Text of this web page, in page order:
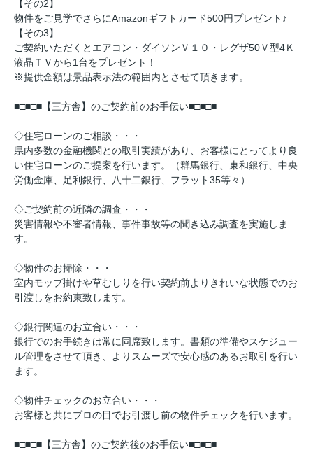
【その2】
物件をご見学でさらにAmazonギフトカード500円プレゼント♪
【その3】
ご契約いただくとエアコン・ダイソンＶ１０・レグザ50Ｖ型4Ｋ
液晶ＴＶから1台をプレゼント！
※提供金額は景品表示法の範囲内とさせて頂きます。
■□■□■【三方舎】のご契約前のお手伝い■□■□■
◇住宅ローンのご相談・・・
県内多数の金融機関との取引実績があり、お客様にとってより良
い住宅ローンのご提案を行います。（群馬銀行、東和銀行、中央
労働金庫、足利銀行、八十二銀行、フラット35等々）
◇ご契約前の近隣の調査・・・
災害情報や不審者情報、事件事故等の聞き込み調査を実施しま
す。
◇物件のお掃除・・・
室内モップ掛けや草むしりを行い契約前よりきれいな状態でのお
引渡しをお約束致します。
◇銀行関連のお立合い・・・
銀行でのお手続きは常に同席致します。書類の準備やスケジュー
ル管理をさせて頂き、よりスムーズで安心感のあるお取引を行い
ます。
◇物件チェックのお立合い・・・
お客様と共にプロの目でお引渡し前の物件チェックを行います。
■□■□■【三方舎】のご契約後のお手伝い■□■□■